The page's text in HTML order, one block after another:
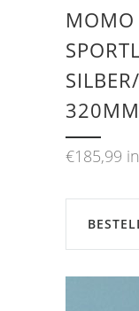
MOMO
320MM
€185,99